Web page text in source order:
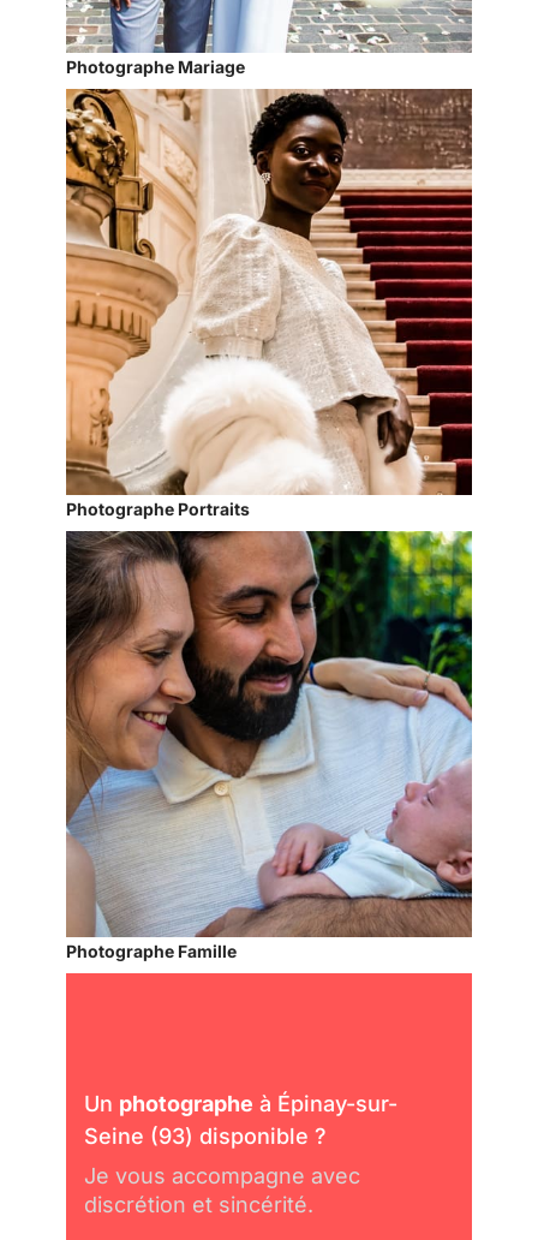
Photographe Mariage
Photographe Portraits
Photographe Famille
Un photographe à Épinay-sur-
Seine (93) disponible ?
Je vous accompagne avec
discrétion et sincérité.